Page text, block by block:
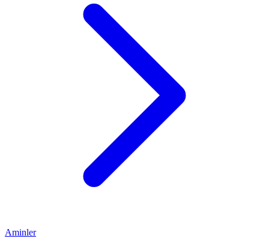
Aminler